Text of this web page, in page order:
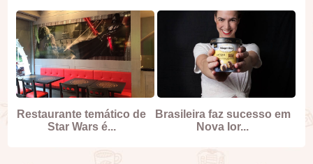
Restaurante temático de
Star Wars é...
Brasileira faz sucesso em
Nova Ior...